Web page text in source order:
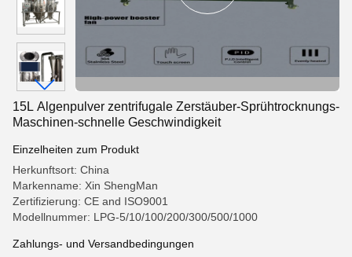
15L Algenpulver zentrifugale Zerstäuber-Sprühtrocknungs-
Maschinen-schnelle Geschwindigkeit
Einzelheiten zum Produkt
Herkunftsort: China
Markenname: Xin ShengMan
Zertifizierung: CE and ISO9001
Modellnummer: LPG-5/10/100/200/300/500/1000
Zahlungs- und Versandbedingungen